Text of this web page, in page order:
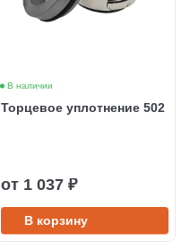
В наличии
Торцевое уплотнение 502
от 1 037 ₽
В корзину